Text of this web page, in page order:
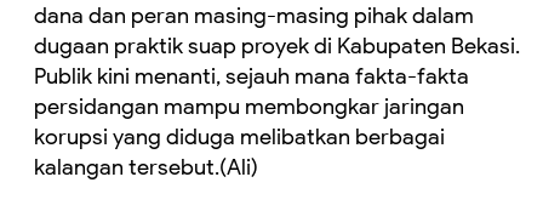
dana dan peran masing-masing pihak dalam
dugaan praktik suap proyek di Kabupaten Bekasi.
Publik kini menanti, sejauh mana fakta-fakta
persidangan mampu membongkar jaringan
korupsi yang diduga melibatkan berbagai
kalangan tersebut.(Ali)